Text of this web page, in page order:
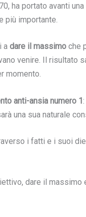
ha portato avanti
più importante.
adare il massimoche
venire. Il risultato
momento.
anti-ansia numero 1
una sua naturale
i fatti e i suoi
dare il